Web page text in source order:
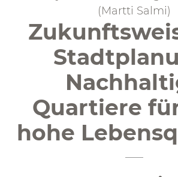
(Martti Salmi)
Quartiere
hohe